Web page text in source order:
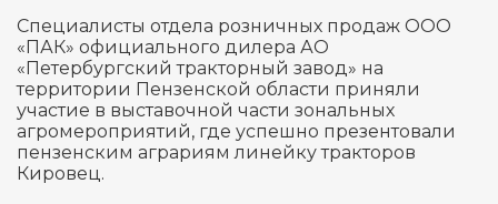
Специалисты отдела розничных продаж ООО
«ПАК» официального дилера АО
«Петербургский тракторный завод» на
территории Пензенской области приняли
участие в выставочной части зональных
агромероприятий, где успешно презентовали
пензенским аграриям линейку тракторов
Кировец.